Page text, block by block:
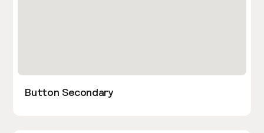
Button Secondary